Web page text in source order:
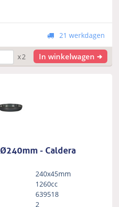
21 werkdagen
x2 In winkelwagen
- Caldera
240x45mm
1260cc
639518
2